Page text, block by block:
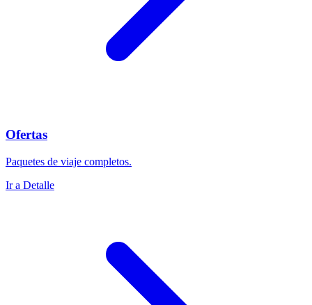
Ofertas
Paquetes de viaje completos.
Ir a Detalle